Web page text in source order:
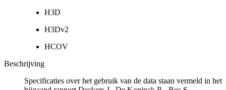
H3D
H3Dv2
HCOV
Beschrijving
Specificaties over het gebruik van de data staan vermeld in het